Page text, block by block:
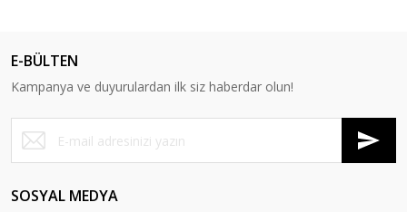
E-BÜLTEN
Kampanya ve duyurulardan ilk siz haberdar olun!
SOSYAL MEDYA